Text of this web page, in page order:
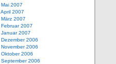
Mai 2007
April 2007
März 2007
Februar 2007
Januar 2007
Dezember 2006
November 2006
Oktober 2006
September 2006